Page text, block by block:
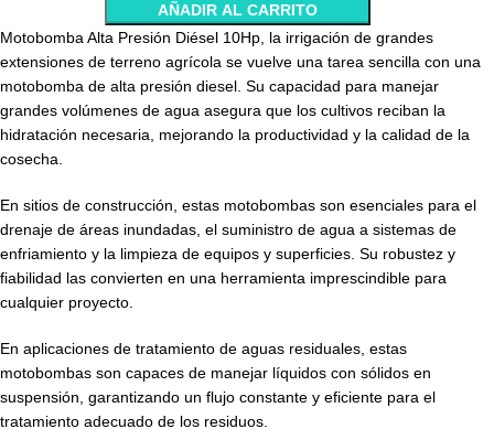
AÑADIR AL CARRITO
Motobomba Alta Presión Diésel 10Hp, la irrigación de grandes
extensiones de terreno agrícola se vuelve una tarea sencilla con una
motobomba de alta presión diesel. Su capacidad para manejar
grandes volúmenes de agua asegura que los cultivos reciban la
hidratación necesaria, mejorando la productividad y la calidad de la
cosecha.
En sitios de construcción, estas motobombas son esenciales para el
drenaje de áreas inundadas, el suministro de agua a sistemas de
enfriamiento y la limpieza de equipos y superficies. Su robustez y
fiabilidad las convierten en una herramienta imprescindible para
cualquier proyecto.
En aplicaciones de tratamiento de aguas residuales, estas
motobombas son capaces de manejar líquidos con sólidos en
suspensión, garantizando un flujo constante y eficiente para el
tratamiento adecuado de los residuos.